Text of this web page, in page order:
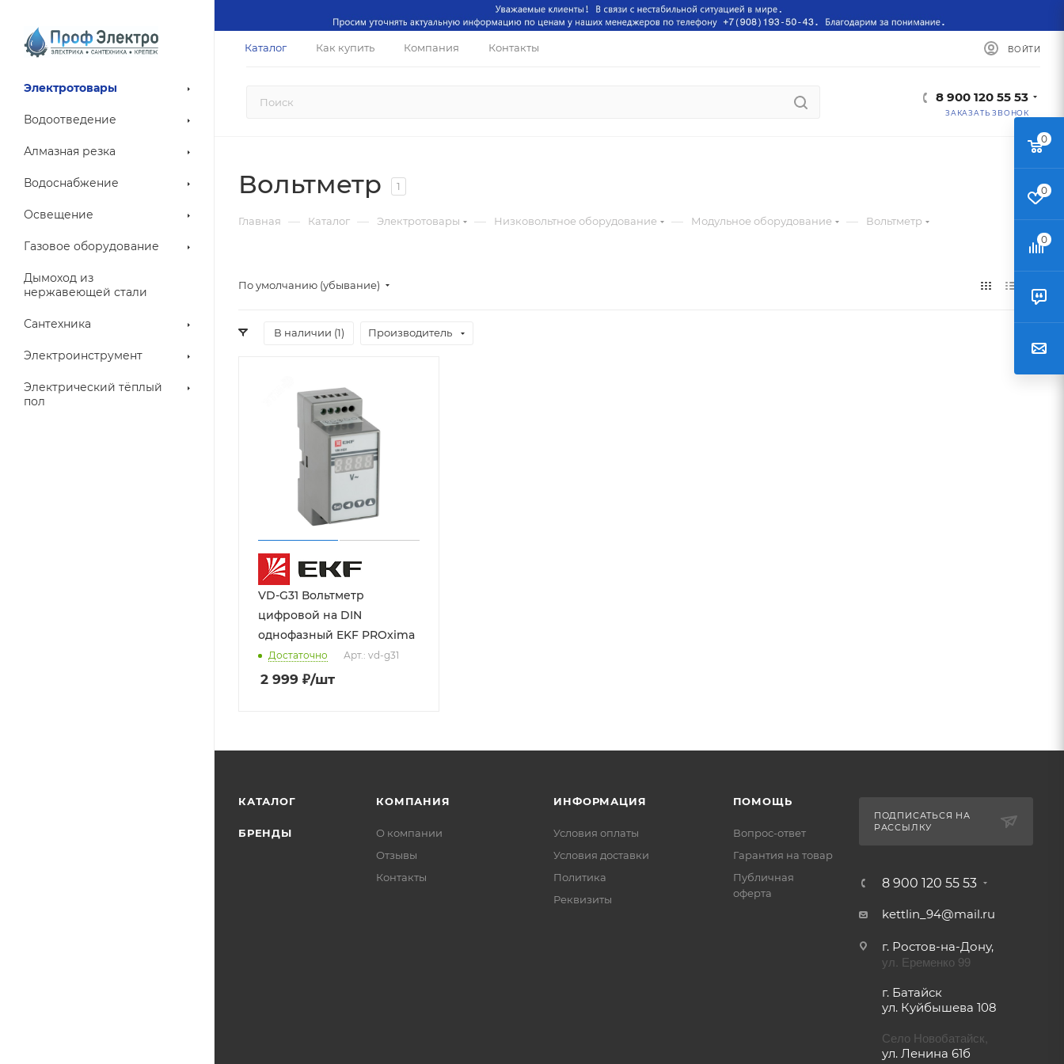
Каталог Как купить Компания Контакты ВОЙТИ
8 900 120 55 53
ЗАКАЗАТЬ ЗВОНОК
Электротовары
Водоотведение
Алмазная резка
Водоснабжение
Освещение
Газовое оборудование
Дымоход из
нержавеющей стали
Сантехника
Электроинструмент
Электрический тёплый
пол
Вольтметр 1
Главная — Каталог — Электротовары — Низковольтное оборудование — Модульное оборудование — Вольтметр
По умолчанию (убывание)
В наличии (1) Производитель
VD-G31 Вольтметр
цифровой на DIN
однофазный EKF PROxima
Достаточно Арт.: vd-g31
2 999 ₽/шт
КАТАЛОГ
БРЕНДЫ
КОМПАНИЯ
О компании
Отзывы
Контакты
ИНФОРМАЦИЯ
Условия оплаты
Условия доставки
Политика
Реквизиты
ПОМОЩЬ
Вопрос-ответ
Гарантия на товар
Публичная
оферта
ПОДПИСАТЬСЯ НА
РАССЫЛКУ
8 900 120 55 53
kettlin_94@mail.ru
г. Ростов-на-Дону,
ул. Еременко 99
г. Батайск
ул. Куйбышева 108
Село Новобатайск,
ул. Ленина 61б
0
0
0